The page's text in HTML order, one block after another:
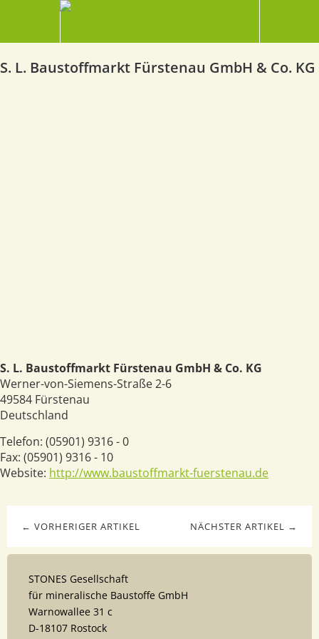
S. L. Baustoffmarkt Fürstenau GmbH & Co. KG
S. L. Baustoffmarkt Fürstenau GmbH & Co. KG
Werner-von-Siemens-Straße 2-6
49584 Fürstenau
Deutschland
Telefon: (05901) 9316 - 0
Fax: (05901) 9316 - 10
Website: http://www.baustoffmarkt-fuerstenau.de
NÄCHSTER ARTIKEL →
← VORHERIGER ARTIKEL
STONES Gesellschaft
für mineralische Baustoffe GmbH
Warnowallee 31 c
D-18107 Rostock